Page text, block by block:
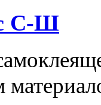
С-Ш